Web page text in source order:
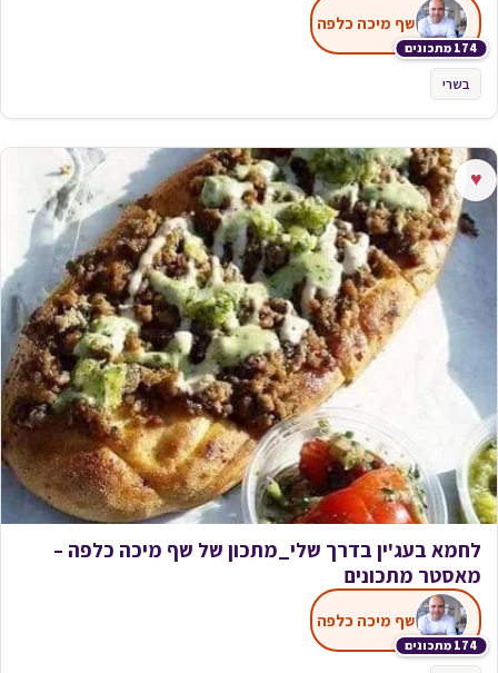
174 מתכונים
שף מיכה כלפה
בשרי
♥
לחמא בעג'ין בדרך שלי_מתכון של שף מיכה כלפה –
מאסטר מתכונים
174 מתכונים
שף מיכה כלפה